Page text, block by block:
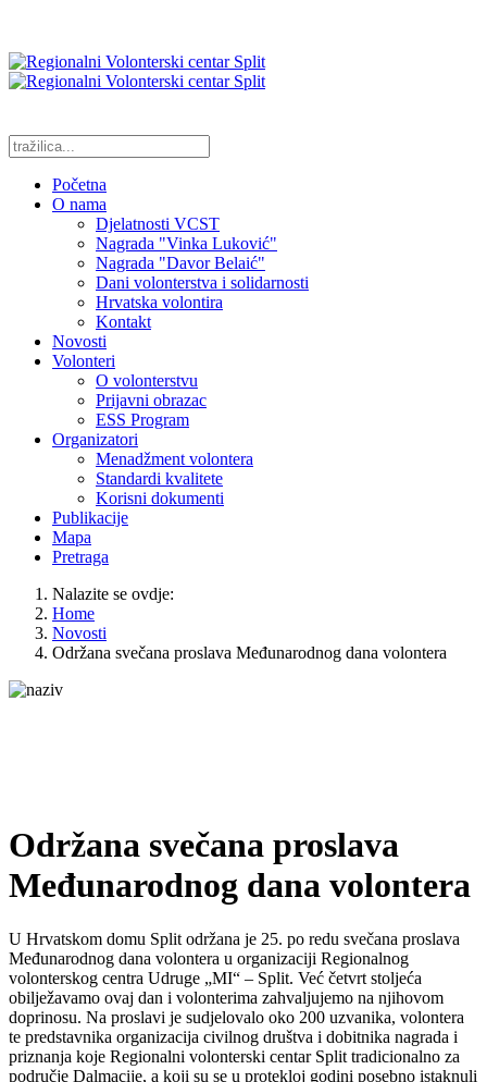
Početna
O nama
Djelatnosti VCST
Nagrada "Vinka Luković"
Nagrada "Davor Belaić"
Dani volonterstva i solidarnosti
Hrvatska volontira
Kontakt
Novosti
Volonteri
O volonterstvu
Prijavni obrazac
ESS Program
Organizatori
Menadžment volontera
Standardi kvalitete
Korisni dokumenti
Publikacije
Mapa
Pretraga
Nalazite se ovdje:
Home
Novosti
Održana svečana proslava Međunarodnog dana volontera
Održana svečana proslava
Međunarodnog dana volontera
U Hrvatskom domu Split održana je 25. po redu svečana proslava
Međunarodnog dana volontera u organizaciji Regionalnog
volonterskog centra Udruge „MI“ – Split. Već četvrt stoljeća
obilježavamo ovaj dan i volonterima zahvaljujemo na njihovom
doprinosu. Na proslavi je sudjelovalo oko 200 uzvanika, volontera
te predstavnika organizacija civilnog društva i dobitnika nagrada i
priznanja koje Regionalni volonterski centar Split tradicionalno za
područje Dalmacije, a koji su se u protekloj godini posebno istaknuli